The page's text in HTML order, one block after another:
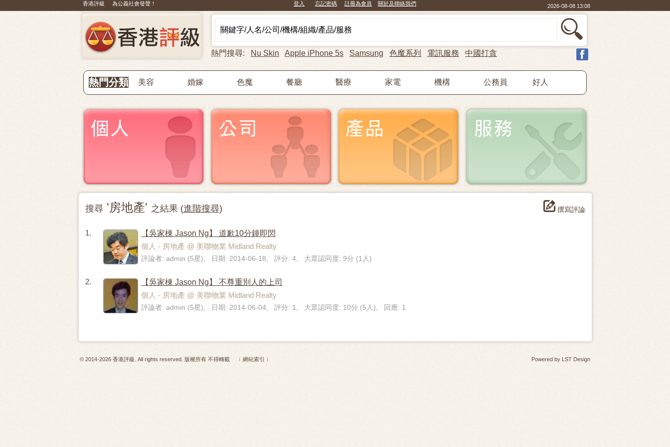
香港評級 為公義社會發聲！ 登入 忘記密碼 註冊為會員 關於及聯絡我們 2026-08-08 13:08
熱門搜尋: Nu Skin Apple iPhone 5s Samsung 色魔系列 電訊服務 中國打貪
熱門分類 美容 婚嫁 色魔 餐廳 醫療 家電 機構 公務員 好人
搜尋'房地產' 之結果 (進階搜尋) 撰寫評論
1.
【吳家棟 Jason Ng】 道歉10分鐘即閃
個人 - 房地產 @ 美聯物業 Midland Realty
評論者: admin (5星), 日期: 2014-06-18, 評分: 4, 大眾認同度: 9分 (1人)
2.
【吳家棟 Jason Ng】 不尊重別人的上司
個人 - 房地產 @ 美聯物業 Midland Realty
評論者: admin (5星), 日期: 2014-06-04, 評分: 1, 大眾認同度: 10分 (5人), 回應: 1
© 2014-2026 香港評級. All rights reserved. 版權所有 不得轉載 ﹝網站索引﹞ Powered by LST Design